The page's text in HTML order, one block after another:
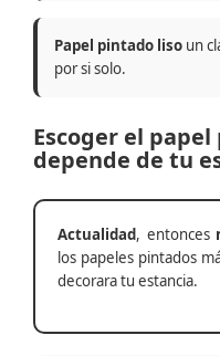
Papel pintado liso un
por si solo.
Escoger el
depende de tu
Actualidad, entonces
los papeles pintados
decorara tu estancia.